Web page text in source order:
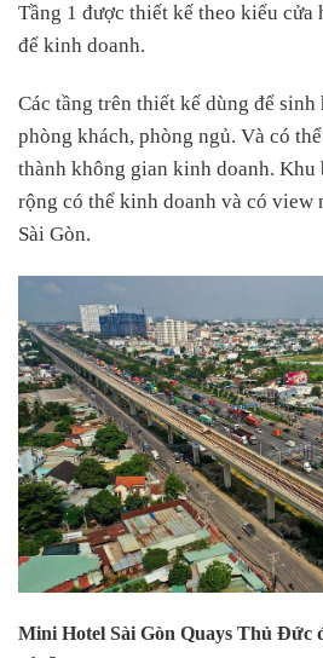
Tầng 1 được thiết kế theo kiểu
để kinh doanh.
Các tầng trên thiết kế dùng để sinh
phòng khách, phòng ngủ. Và có
thành không gian kinh doanh. Khu
rộng có thể kinh doanh và có view
Sài Gòn.
Mini Hotel Sài Gòn Quays Thủ Đức